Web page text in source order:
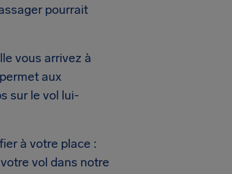
pourrait
vous arrivez à
aux
sur le vol lui-
à votre place :
vol dans notre